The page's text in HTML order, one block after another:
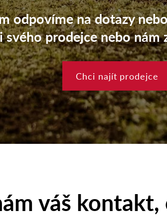
odpovíme na dotazy
svého prodejce nebo nám
Chci najít prodejce
váš kontakt,